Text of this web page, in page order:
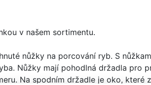
v našem sortimentu.
nůžky na porcování ryb. S
Nůžky mají pohodlná držadla pro
Na spodním držadle je oko, které